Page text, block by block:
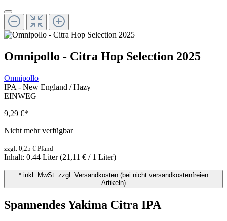
Omnipollo - Citra Hop Selection 2025
Omnipollo
IPA - New England / Hazy
EINWEG
9,29 €*
Nicht mehr verfügbar
zzgl. 0,25 € Pfand
Inhalt: 0.44 Liter(21,11 € / 1 Liter)
* inkl. MwSt. zzgl. Versandkosten (bei nicht versandkostenfreien
Artikeln)
Spannendes Yakima Citra IPA